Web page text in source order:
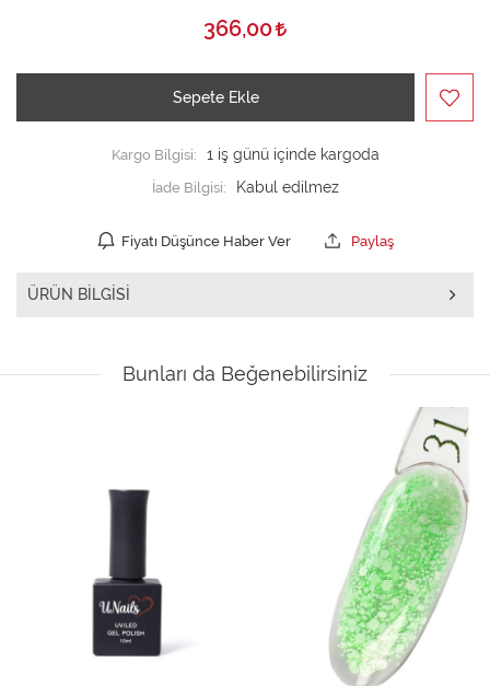
366,00
Sepete Ekle
Kargo Bilgisi:
1 iş günü içinde kargoda
İade Bilgisi:
Fiyatı Düşünce Haber Ver Paylaş
ÜRÜN BILGISI
Bunları da Beğenebilirsiniz